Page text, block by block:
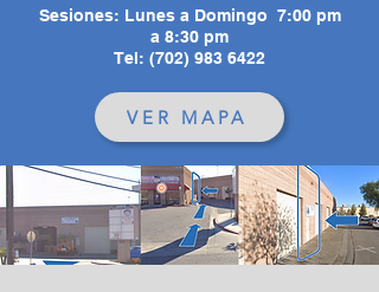
Sesiones: Lunes a Domingo 7:00 pm
a 8:30 pm
Tel: (702) 983 6422
VER MAPA